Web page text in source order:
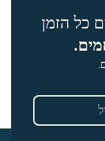
כל הזמן